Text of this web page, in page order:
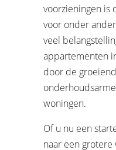
voorzieningen is
voor onder
veel
appartementen
door de
woningen.
Of u nu een
naar een